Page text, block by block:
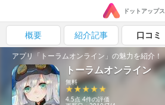
ドットアップス
概要 紹介記事 口コミ
アプリ「トーラムオンライン」の魅力を紹介！
トーラムオンライン
無料
4.5点 4件の評価